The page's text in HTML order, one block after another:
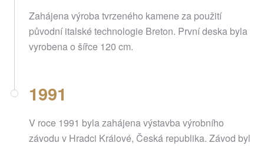
Zahájena výroba tvrzeného kamene za použití
původní italské technologie Breton. První deska byla
vyrobena o šířce 120 cm.
1991
V roce 1991 byla zahájena výstavba výrobního
závodu v Hradci Králové, Česká republika. Závod byl